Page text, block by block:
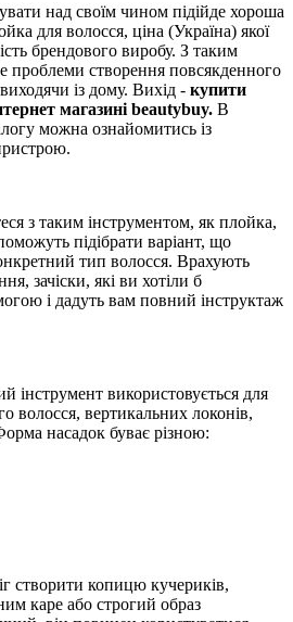
над своїм чином підійде хороша
для волосся, ціна (Україна) якої
брендового виробу. З таким
проблеми створення повсякденного
із дому. Вихід - купити
магазині beautybuy. В
можна ознайомитись із
з таким інструментом, як плойка,
підібрати варіант, що
тип волосся. Врахують
зачіски, які ви хотіли б
і дадуть вам повний інструктаж
інструмент використовується для
волосся, вертикальних локонів,
насадок буває різною:
створити копицю кучериків,
каре або строгий образ